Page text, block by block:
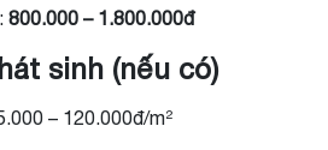
800.000 – 1.800.000đ
sinh (nếu có)
– 120.000đ/m²